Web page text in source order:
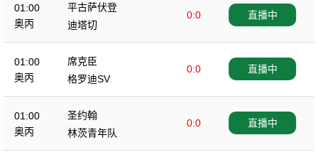
01:00
奥丙
平古萨伏登
0:0
迪塔切
直播中
01:00
奥丙
席克臣
0:0
格罗迪SV
直播中
01:00
奥丙
圣约翰
0:0
林茨青年队
直播中